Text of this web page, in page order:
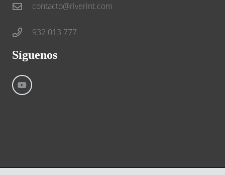
contacto@riverint.com
932 013 777
Síguenos